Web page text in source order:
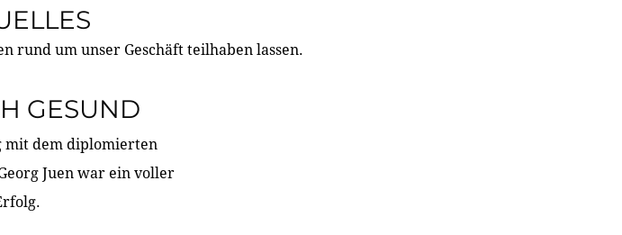
rund um unser Geschäft teilhaben lassen.
GESUND
mit dem diplomierten
Juen war ein voller